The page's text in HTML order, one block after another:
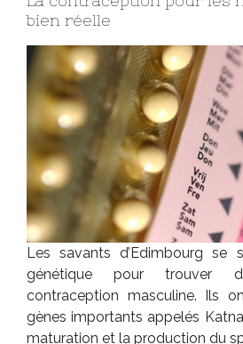
bien réelle
Les savants d’Edimbourg se
génétique pour trouver
contraception masculine. Ils
gènes importants appelés
maturation et la production du